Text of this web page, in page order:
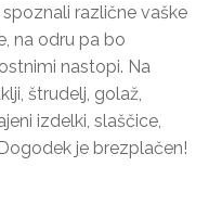
različne vaške
na odru pa bo
nastopi. Na
štrudelj, golaž,
izdelki, slaščice,
je brezplačen!